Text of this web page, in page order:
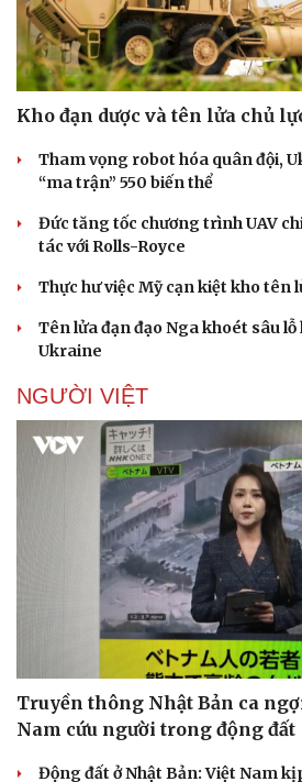
Doanh nghiệp
Thông tin doanh nghiệp
Doanh nghiệp 24h
Doanh nhân
Vì cộng đồng
Kho đạn dược và tên lửa chủ
Tham vọng robot hóa quân đội,
“ma trận” 550 biến thể
Đức tăng tốc chương trình UAV
tác với Rolls-Royce
Thực hư việc Mỹ cạn kiệt kho tên
Tên lửa đạn đạo Nga khoét sâu
Ukraine
NGƯỜI VIỆT
Truyền thông Nhật Bản ca
Nam cứu người trong động đất
Động đất ở Nhật Bản: Việt Nam